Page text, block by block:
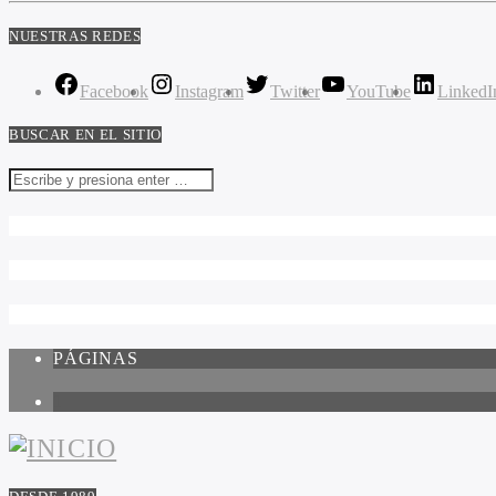
NUESTRAS REDES
Facebook Instagram Twitter YouTube
BUSCAR EN EL SITIO
PÁGINAS